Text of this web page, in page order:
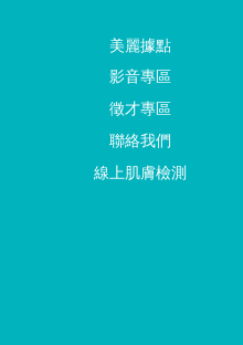
美麗據點
影音專區
徵才專區
聯絡我們
線上肌膚檢測